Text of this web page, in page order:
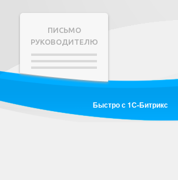
ПИСЬМО
РУКОВОДИТЕЛЮ
Быстро с 1С-Битрикс